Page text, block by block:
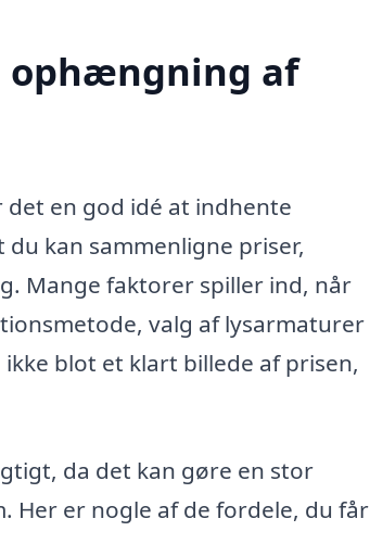
ophængning af
en god idé at indhente
kan sammenligne priser,
Mange faktorer spiller ind, når
valg af lysarmaturer
blot et klart billede af prisen,
da det kan gøre en stor
er nogle af de fordele, du får